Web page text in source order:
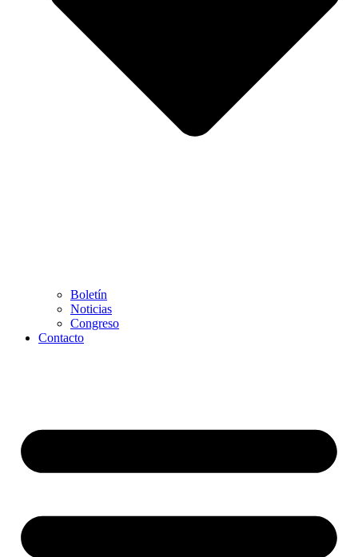
Boletín
Noticias
Congreso
Contacto